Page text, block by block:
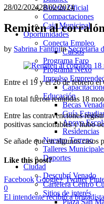
Boletín Oficial
Compactaciones
Caja Municipal
Oportunidades
Conecta Empleo
Cursos
Programa Faro
Programa Nexo
Impulso
Educación
Becas
Guía
Apoyo
Residencias
Nuestro Terreno
Talleres
Deportes
Ciudad
Descubrí Venado
Cartelera Centro
Sitios de interés
Plaza San
28/02/202428/02/2024
Remiten al
by Sabrina FantiniinSecretaría
Entre el 19 y el 26 de febrero
En total fueron remitidas 18
Entre las contravenciones
positivas sancionables y hubo
Se añade que en algunos
Like this post?
Facebook Google+ Twitter
0
El intendente recibió a